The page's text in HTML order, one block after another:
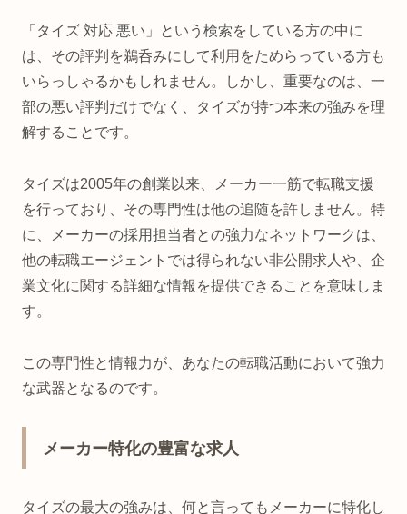
「タイズ 対応 悪い」という検索をしている方の中に
は、その評判を鵜呑みにして利用をためらっている方も
いらっしゃるかもしれません。しかし、重要なのは、一
部の悪い評判だけでなく、タイズが持つ本来の強みを理
解することです。
タイズは2005年の創業以来、メーカー一筋で転職支援
を行っており、その専門性は他の追随を許しません。特
に、メーカーの採用担当者との強力なネットワークは、
他の転職エージェントでは得られない非公開求人や、企
業文化に関する詳細な情報を提供できることを意味しま
す。
この専門性と情報力が、あなたの転職活動において強力
な武器となるのです。
メーカー特化の豊富な求人
タイズの最大の強みは、何と言ってもメーカーに特化し